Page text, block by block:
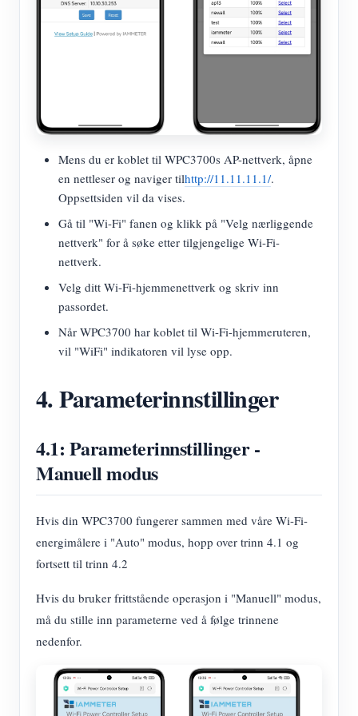
Mens du er koblet til WPC3700s AP-nettverk, åpne
en nettleser og naviger tilhttp://11.11.11.1/.
Oppsettsiden vil da vises.
Gå til "Wi-Fi" fanen og klikk på "Velg nærliggende
nettverk" for å søke etter tilgjengelige Wi-Fi-
nettverk.
Velg ditt Wi-Fi-hjemmenettverk og skriv inn
passordet.
Når WPC3700 har koblet til Wi-Fi-hjemmeruteren,
vil "WiFi" indikatoren vil lyse opp.
4. Parameterinnstillinger
4.1: Parameterinnstillinger -
Manuell modus
Hvis din WPC3700 fungerer sammen med våre Wi-Fi-
energimålere i "Auto" modus, hopp over trinn 4.1 og
fortsett til trinn 4.2
Hvis du bruker frittstående operasjon i "Manuell" modus,
må du stille inn parameterne ved å følge trinnene
nedenfor.